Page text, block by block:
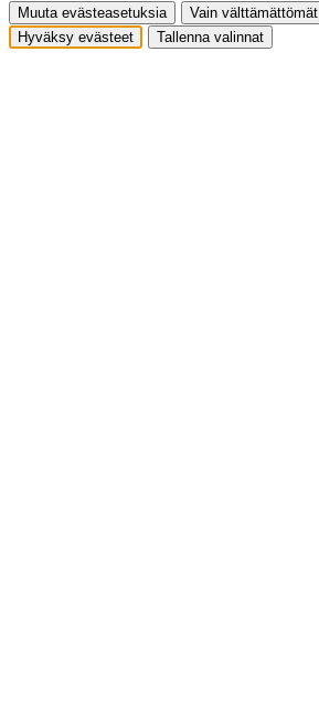
Muuta evästeasetuksia
Vain välttämättömät
Hyväksy evästeet
Tallenna valinnat